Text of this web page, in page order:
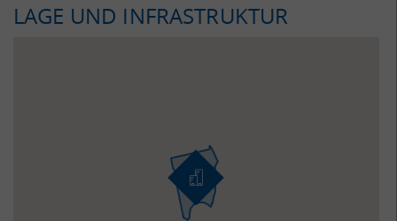
LAGE UND INFRASTRUKTUR